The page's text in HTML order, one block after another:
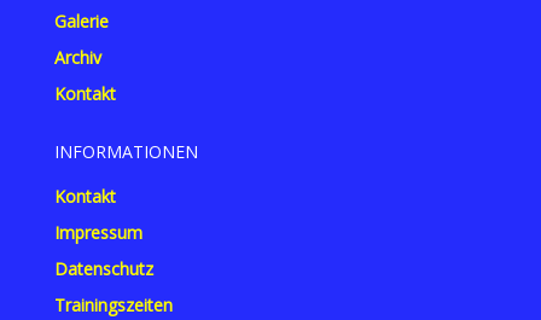
Galerie
Archiv
Kontakt
INFORMATIONEN
Kontakt
Impressum
Datenschutz
Trainingszeiten